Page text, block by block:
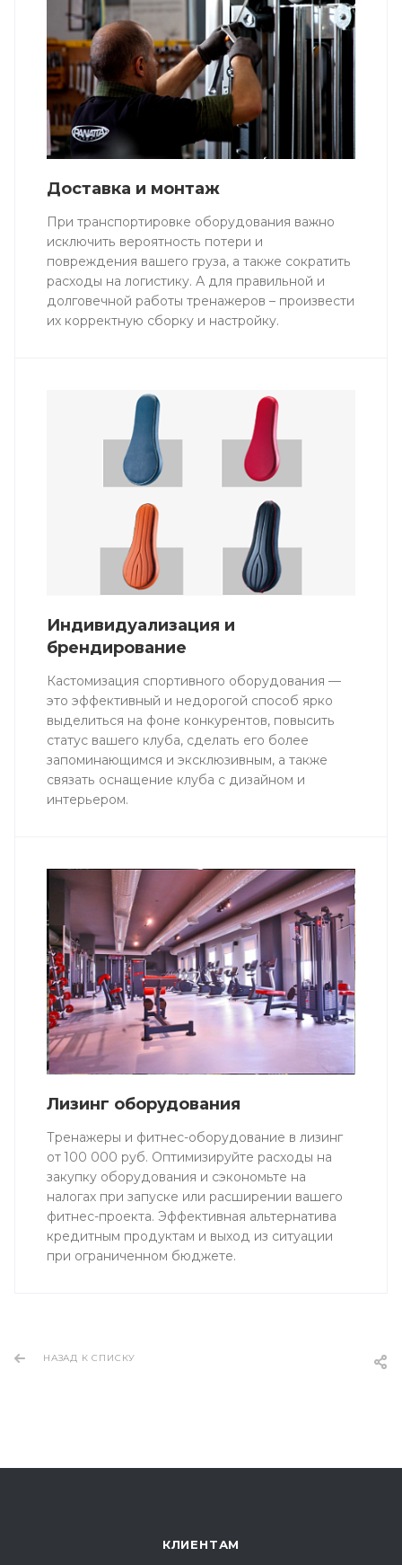
Доставка и монтаж
При транспортировке оборудования важно
исключить вероятность потери и
повреждения вашего груза, а также сократить
расходы на логистику. А для правильной и
долговечной работы тренажеров – произвести
их корректную сборку и настройку.
Индивидуализация и
брендирование
Кастомизация спортивного оборудования —
это эффективный и недорогой способ ярко
выделиться на фоне конкурентов, повысить
статус вашего клуба, сделать его более
запоминающимся и эксклюзивным, а также
связать оснащение клуба с дизайном и
интерьером.
Лизинг оборудования
Тренажеры и фитнес-оборудование в лизинг
от 100 000 руб. Оптимизируйте расходы на
закупку оборудования и сэкономьте на
налогах при запуске или расширении вашего
фитнес-проекта. Эффективная альтернатива
кредитным продуктам и выход из ситуации
при ограниченном бюджете.
НАЗАД К СПИСКУ
КЛИЕНТАМ